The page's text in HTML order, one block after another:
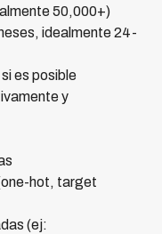
50,000+)
idealmente 24-
es posible
y
hot, target
(ej: